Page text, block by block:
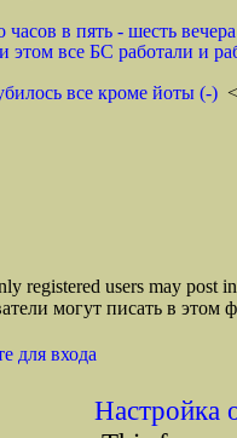
в пять - шесть
этом все БС работали и
все кроме йоты (-)
registered users may post
могут писать в этом
для входа
Настройка